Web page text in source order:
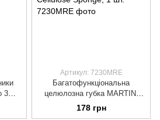
3
шт.
Артикул: 7230MRE
Багатофункціональна
целюлозна губка MARTINI
SPA Mr.Eco Multi-Purpose
Cellulose Sponge, 1 шт.
178 грн